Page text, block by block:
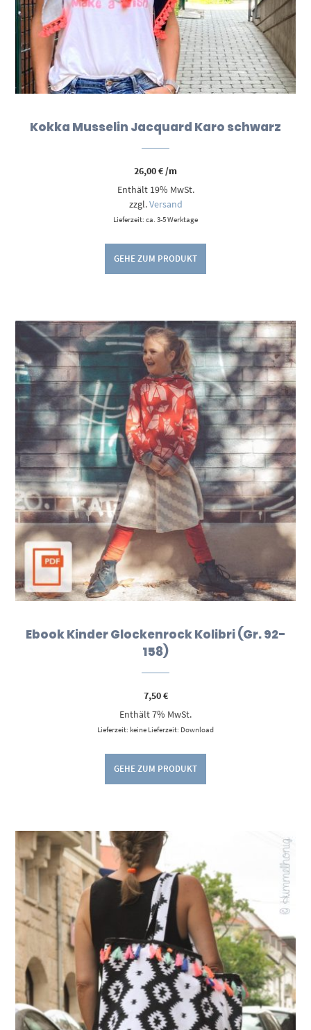
Kokka Musselin Jacquard Karo schwarz
26,00€/m
Enthält 19% MwSt.
zzgl.Versand
Lieferzeit: ca. 3-5 Werktage
GEHE ZUM PRODUKT
Ebook Kinder Glockenrock Kolibri (Gr. 92-
158)
7,50€
Enthält 7% MwSt.
Lieferzeit: keine Lieferzeit: Download
GEHE ZUM PRODUKT